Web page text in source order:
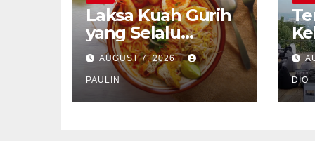
Laksa Kuah Gurih
yang Selalu
Dirindukan
AUGUST 7, 2026
PAULIN DIO